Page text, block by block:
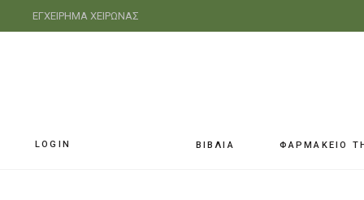
ΕΓΧΕΙΡΗΜΑ ΧΕΙΡΩΝΑΣ
LOGIN ΒΙΒΛΙΑ ΦΑΡΜΑΚΕΙΟ